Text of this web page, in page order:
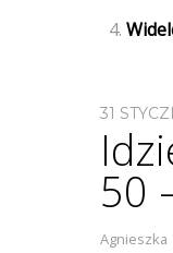
31
50
Agnieszka